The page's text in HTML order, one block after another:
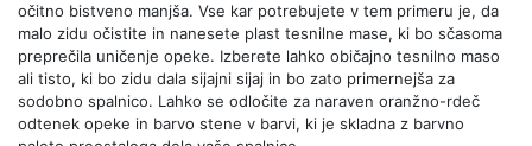
očitno bistveno manjša. Vse kar potrebujete v tem primeru je, da
malo zidu očistite in nanesete plast tesnilne mase, ki bo sčasoma
preprečila uničenje opeke. Izberete lahko običajno tesnilno maso
ali tisto, ki bo zidu dala sijajni sijaj in bo zato primernejša za
sodobno spalnico. Lahko se odločite za naraven oranžno-rdeč
odtenek opeke in barvo stene v barvi, ki je skladna z barvno